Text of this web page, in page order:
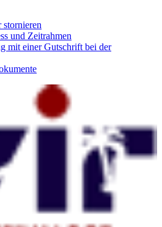
stornieren
und Zeitrahmen
mit einer Gutschrift bei der